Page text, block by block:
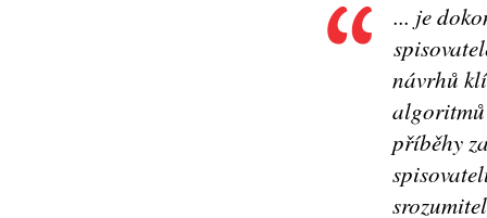
... je
návrhů
algoritmů
příběhy